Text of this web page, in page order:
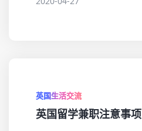
英国生活交流
英国留学兼职注意事项